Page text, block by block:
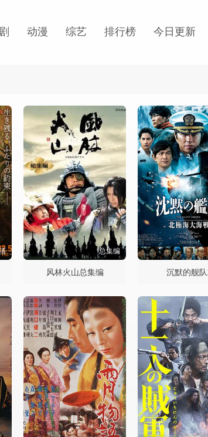
动漫 综艺 排行榜 今日更新
总集编
风林火山总集编 沉默的舰